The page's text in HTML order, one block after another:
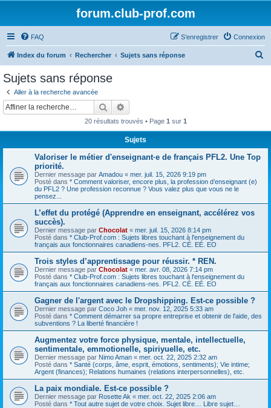
forum.club-prof.com
FAQ Connexion
S’enregistrer
Index du forum Rechercher Sujets sans réponse
Sujets sans réponse
Aller à la recherche avancée
Rechercher
20 résultats trouvés • Page 1 sur 1
Sujets
Valoriser le métier d'enseignant·e de français PFL2. Une Top
priorité.
Dernier message par Amadou « mer. juil. 15, 2026 9:19 pm
Posté dans * Comment valoriser, encore plus, la profession d’enseignant (e)
du PFL2 ? Une profession reconnue ? Vous valez plus que vous ne le
pensez...
L’effet du protégé (Apprendre en enseignant, accélérez vos
succès).
Dernier message par Chocolat « mer. juil. 15, 2026 8:14 pm
Posté dans * Club-Prof.com : Sujets libres touchant à l'enseignement du
français aux fonctionnaires canadiens-nes. PFL2. CÉ. EÉ. EO
Trois styles d’apprentissage pour réussir. * REN.
Dernier message par Chocolat « mer. avr. 08, 2026 7:14 pm
Posté dans * Club-Prof.com : Sujets libres touchant à l'enseignement du
français aux fonctionnaires canadiens-nes. PFL2. CÉ. EÉ. EO
Gagner de l'argent avec le Dropshipping. Est-ce possible ?
Dernier message par Coco Joh « mer. nov. 12, 2025 5:33 am
Posté dans * Comment démarrer sa propre entreprise et obtenir de l'aide, des
subventions ? La liberté financière !
Augmentez votre force physique, mentale, intellectuelle,
sentimentale, emmotionelle, spiriyuelle, etc.
Dernier message par Nimo Aman « mer. oct. 22, 2025 2:32 am
Posté dans * Santé (corps, âme, esprit, émotions, sentiments); Vie intime;
Argent (finances); Relations humaines (relations interpersonnelles), etc.
La paix mondiale. Est-ce possible ?
Dernier message par Rosette Ak « mer. oct. 22, 2025 2:06 am
Posté dans * Tout autre sujet de votre choix. Sujet libre… Libre sujet…